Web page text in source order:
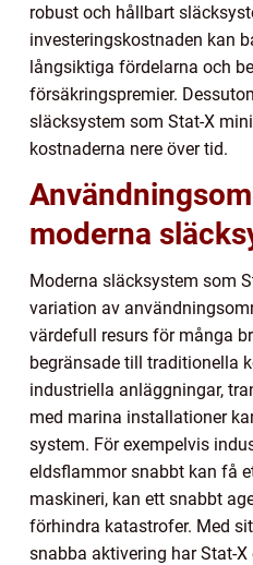
robust och hållbart
investeringskostnaden kan
långsiktiga fördelarna och
försäkringspremier.
släcksystem som Stat-X
kostnaderna nere över tid.
moderna
Moderna släcksystem som
variation av
värdefull resurs för många
begränsade till traditionella
industriella anläggningar,
med marina installationer
system. För exempelvis
eldsflammor snabbt kan få
maskineri, kan ett snabbt
förhindra katastrofer. Med
snabba aktivering har Stat-